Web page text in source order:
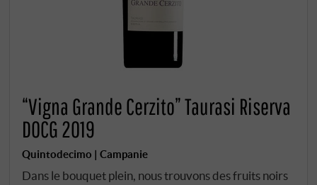
“Vigna Grande Cerzito” Taurasi Riserva
DOCG 2019
Quintodecimo | Campanie
Dans le bouquet plein, nous trouvons des fruits noirs